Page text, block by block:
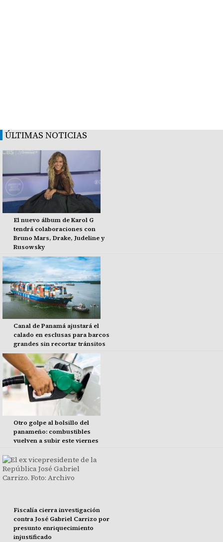
ÚLTIMAS NOTICIAS
El nuevo álbum de Karol G
tendrá colaboraciones con
Bruno Mars, Drake, Judeline y
Rusowsky
Canal de Panamá ajustará el
calado en esclusas para barcos
grandes sin recortar tránsitos
Otro golpe al bolsillo del
panameño: combustibles
vuelven a subir este viernes
Fiscalía cierra investigación
contra José Gabriel Carrizo por
presunto enriquecimiento
injustificado